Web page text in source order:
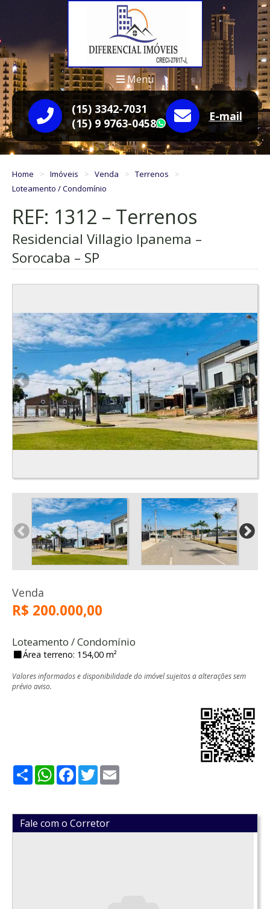
Menu
(15) 3342-7031
(15) 9 9763-0458
WhatsApp
E-mail
Home Imóveis Venda
Terrenos
Loteamento / Condomínio
REF: 1312 – Terrenos
Residencial Villagio Ipanema –
Sorocaba – SP
Venda
R$ 200.000,00
Loteamento / Condomínio
Área terreno: 154,00 m²
Valores informados e disponibilidade do imóvel sujeitos a alterações sem
prévio aviso.
ShareWhatsApp
Facebook
Twitter
Fale com o Corretor